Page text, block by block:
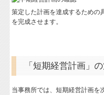
策定した計画を達成するための
を完成させます。
「短期経営計画」
当事務所では、短期経営計画を